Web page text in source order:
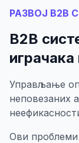
РАЗВОЈ B2B
B2B
играчака
Управљање
неповезаних
Ови